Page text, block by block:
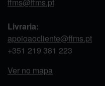
Livraria:
apoioaocliente@ffms.pt
+351 219 381 223
Ver no mapa